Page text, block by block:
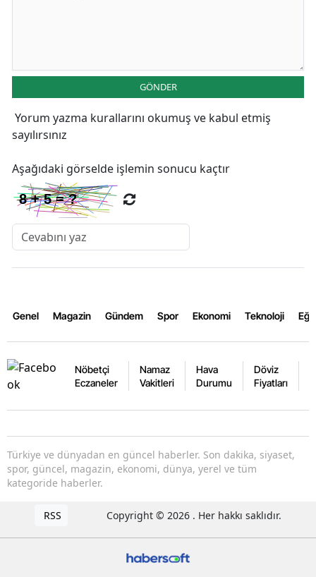
GÖNDER
Yorum yazma kurallarını okumuş ve kabul etmiş
sayılırsınız
Aşağıdaki görselde işlemin sonucu kaçtır
Genel Magazin Gündem Spor Ekonomi Teknoloji
Nöbetçi
Eczaneler
Namaz
Vakitleri
Hava
Durumu
Döviz
Fiyatları
Türkiye ve dünyadan en güncel haberler. Son dakika, siyaset,
spor, güncel, magazin, ekonomi, dünya, yerel ve tüm
kategoride haberler.
RSS Copyright © 2026 . Her hakkı saklıdır.